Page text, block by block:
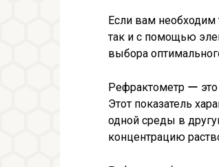
Если вам
так и с помощью
выбора
Рефрактометр ー
Этот показатель
одной среды в
концентрацию